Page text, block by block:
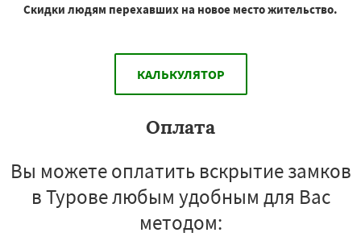
Скидки людям перехавших на новое место жительство.
КАЛЬКУЛЯТОР
Оплата
Вы можете оплатить вскрытие замков
в Турове любым удобным для Вас
методом: